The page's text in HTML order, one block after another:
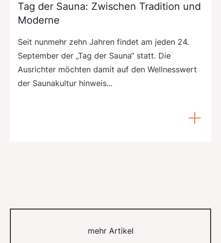
Tag der Sauna: Zwischen Tradition und
Moderne
Seit nunmehr zehn Jahren findet am jeden 24.
September der „Tag der Sauna“ statt. Die
Ausrichter möchten damit auf den Wellnesswert
der Saunakultur hinweis...
mehr Artikel